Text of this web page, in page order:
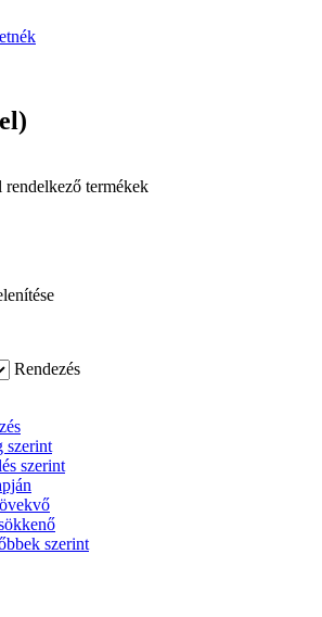
termékek
Rendezés
szerint
szerint
szerint